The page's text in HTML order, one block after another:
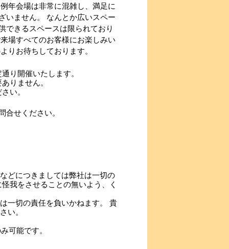
年会場は非常に混雑し、満足に
いません。 なんとか広いスペー
できるスペースは限られており
場すべてのお客様にお楽しみい
りお待ちしております。
り開催いたします。
りません。
い。
合せください。
どにつきましては弊社は一切の
我をさせることの無いよう、く
一切の責任を負いかねます。 貴
い。
可能です。